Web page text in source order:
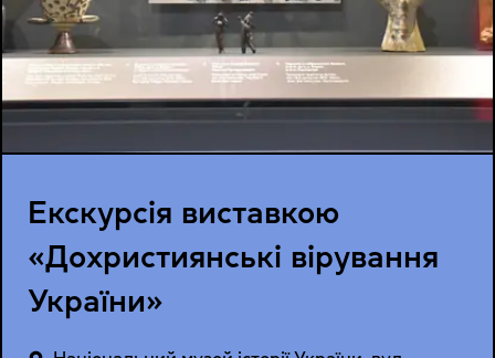
Екскурсія виставкою
«Дохристиянські вірування
України»